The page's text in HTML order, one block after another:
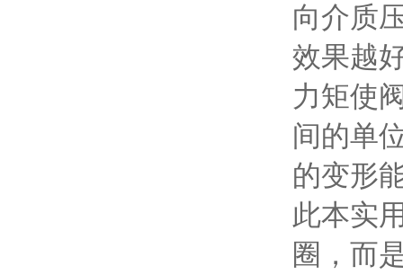
向介质
效果越
力矩使
间的单
的变形
此本实
圈，而